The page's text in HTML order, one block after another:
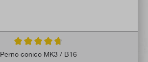
Valutazione media di 4.8 su 5 stelle
Perno conico MK3 / B16